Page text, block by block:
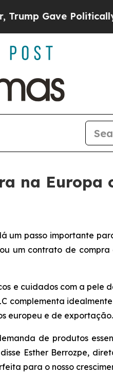
Gave Politically
na
um passo importante
um contrato de
e cuidados com a
complementa
europeu e de exportação.
de produtos
Esther Berrozpe,
para o nosso